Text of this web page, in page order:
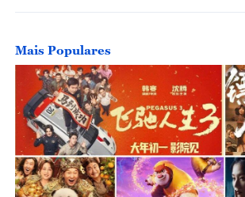
Mais Populares